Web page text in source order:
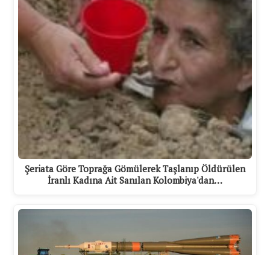
Şeriata Göre Toprağa Gömülerek Taşlanıp Öldürülen
İranlı Kadına Ait Sanılan Kolombiya'dan…